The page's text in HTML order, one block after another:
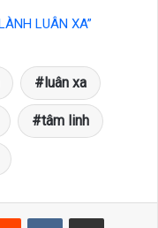
LUÂN XA”
luân xa
tâm linh
Reddit VKontakteShare via Email